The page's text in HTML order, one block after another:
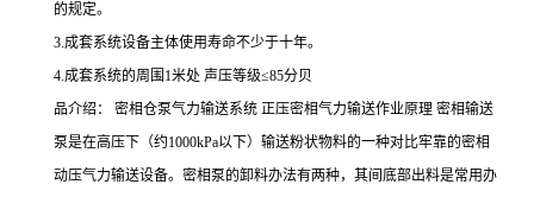
的规定。
3.成套系统设备主体使用寿命不少于十年。
4.成套系统的周围1米处 声压等级≤85分贝
品介绍：
密相仓泵气力输送系统 正压密相气力输送作业原理 密相输送
泵是在高压下（约1000kPa以下）输送粉状物料的一种对比牢靠的密相
动压气力输送设备。密相泵的卸料办法有两种，其间底部出料是常用办